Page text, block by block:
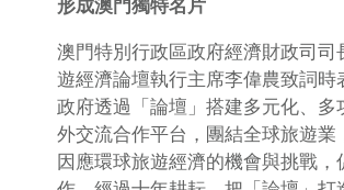
形成澳門獨特名片
澳門特別行政區政府經濟財政司司
遊經濟論壇執行主席李偉農致詞時
政府透過「論壇」搭建多元化、多
外交流合作平台，團結全球旅遊業
因應環球旅遊經濟的機會與挑戰，